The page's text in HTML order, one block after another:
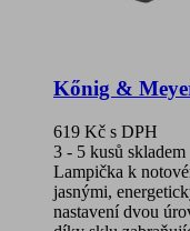
Kőnig &
619 Kč s DPH
3 - 5 kusů skladem
Lampička k
jasnými,
nastavení dvou